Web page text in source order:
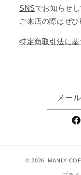
SNSでお知らせ
ご来店の際はぜ
特定商取引法に
メール
© 2026, MANLY